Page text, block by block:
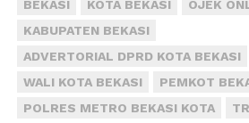
jelasnya.
Editor: Adi T
BEKASI KOTA BEKASI OJEK
KABUPATEN BEKASI
ADVERTORIAL DPRD KOTA BEKASI
WALI KOTA BEKASI
PEMKOT
POLRES METRO BEKASI KOTA